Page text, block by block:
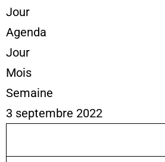
Jour
Agenda
Jour
Mois
Semaine
3 septembre 2022